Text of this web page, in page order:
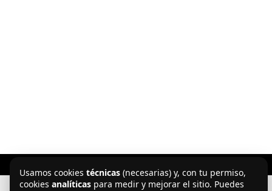
Usamos cookies técnicas (necesarias) y, con tu permiso,
cookies analíticas para medir y mejorar el sitio. Puedes